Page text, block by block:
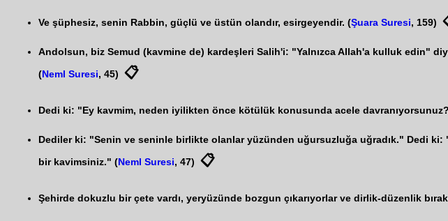
Ve şüphesiz, senin Rabbin, güçlü ve üstün olandır, esirgeyendir. (Şuara Suresi, 159)
Andolsun, biz Semud (kavmine de) kardeşleri Salih'i: "Yalnızca Allah'a kulluk edin"
(Neml Suresi, 45) 📋
Dedi ki: "Ey kavmim, neden iyilikten önce kötülük konusunda acele
Dediler ki: "Senin ve seninle birlikte olanlar yüzünden uğursuzluğa uğradık." Dedi ki:
bir kavimsiniz." (Neml Suresi, 47) 📋
Şehirde dokuzlu bir çete vardı, yeryüzünde bozgun çıkarıyorlar ve dirlik-düzenlik